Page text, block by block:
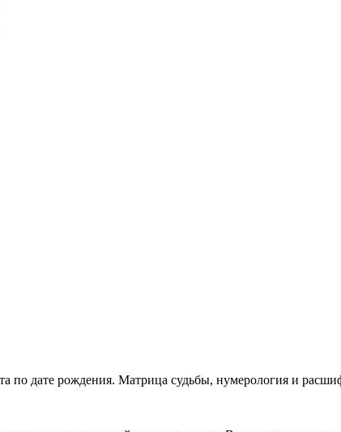
по дате рождения. Матрица судьбы, нумерология и